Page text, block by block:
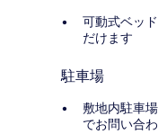
可動式ベッ
だけます
駐車場
敷地内駐車
でお問い合